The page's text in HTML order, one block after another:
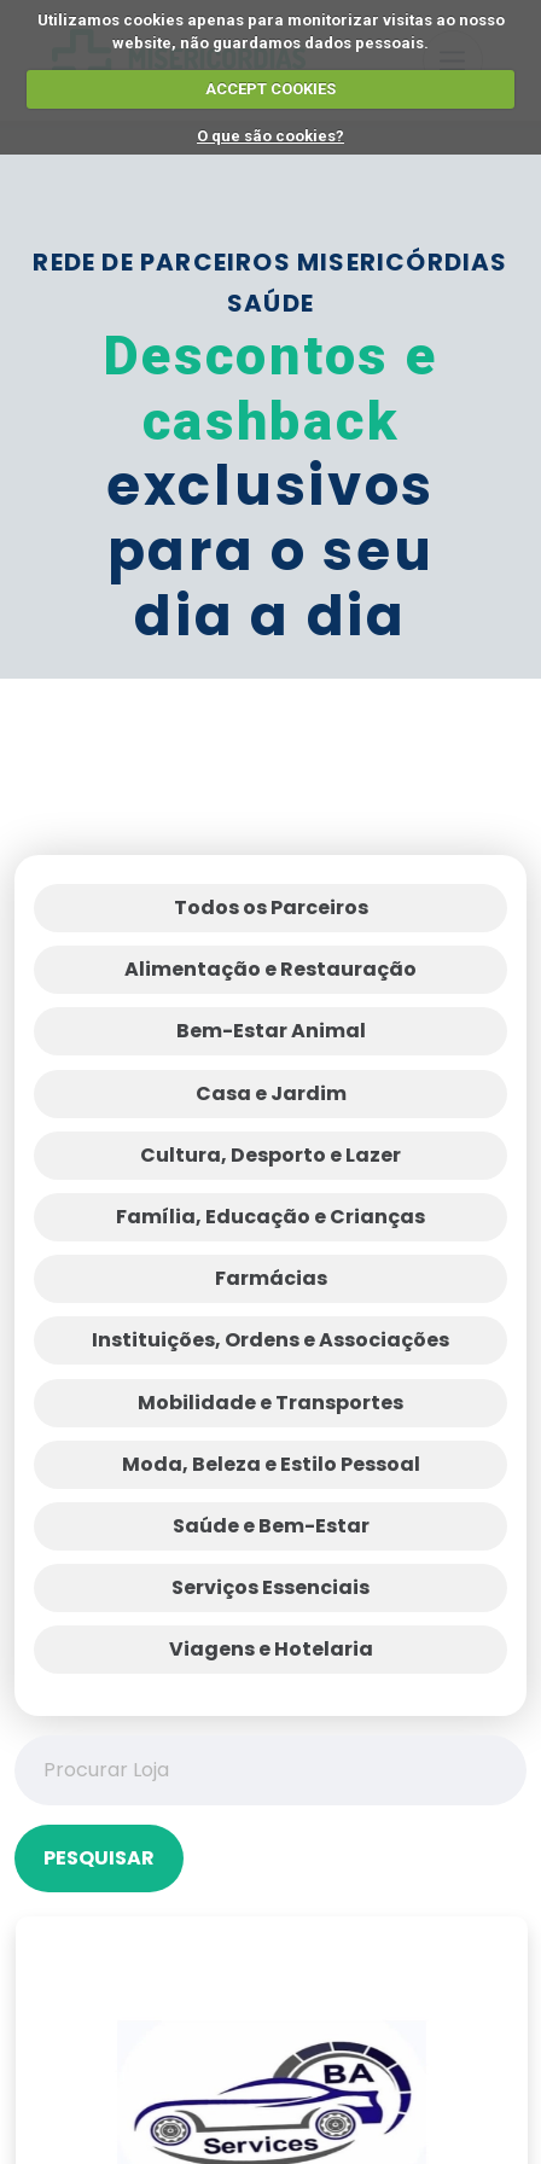
Utilizamos cookies apenas para monitorizar visitas ao nosso
website, não guardamos dados pessoais.
ACCEPT COOKIES
O que são cookies?
REDE DE PARCEIROS MISERICÓRDIAS
SAÚDE
Descontos e
cashback
exclusivos
para o seu
dia a dia
Todos os Parceiros
Alimentação e Restauração
Bem-Estar Animal
Casa e Jardim
Cultura, Desporto e Lazer
Família, Educação e Crianças
Farmácias
Instituições, Ordens e Associações
Mobilidade e Transportes
Moda, Beleza e Estilo Pessoal
Saúde e Bem-Estar
Serviços Essenciais
Viagens e Hotelaria
PESQUISAR